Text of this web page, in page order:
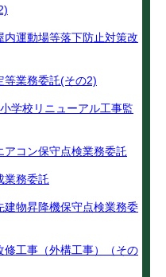
運動場等落下防止対策改
等業務委託(その2)
学校リニューアル工事監
コン保守点検業務委託
業務委託
物昇降機保守点検業務委
工事（外構工事）（その